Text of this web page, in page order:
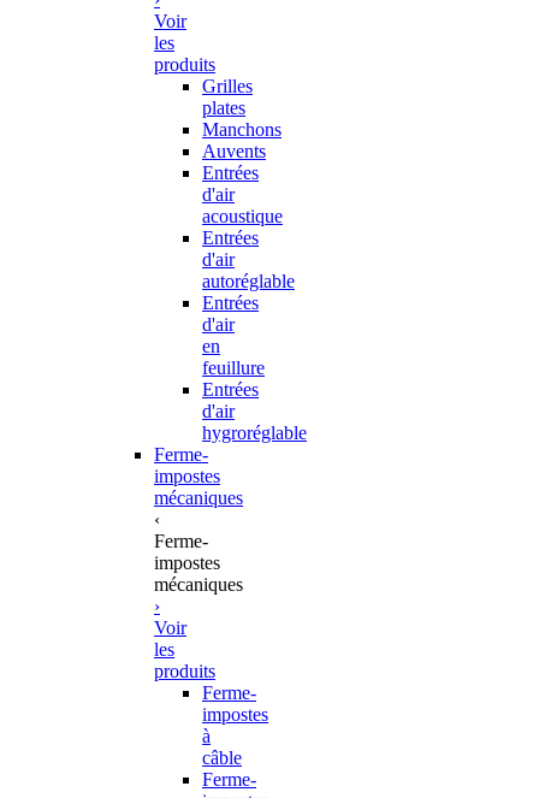
Voir
les
produits
Grilles
plates
Manchons
Auvents
Entrées
d'air
acoustique
Entrées
d'air
autoréglable
Entrées
d'air
en
feuillure
Entrées
d'air
hygroréglable
Ferme-
impostes
mécaniques
‹
Ferme-
impostes
mécaniques
›
Voir
les
produits
Ferme-
impostes
à
câble
Ferme-